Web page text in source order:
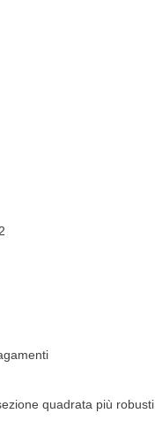
quadrata più robusti.